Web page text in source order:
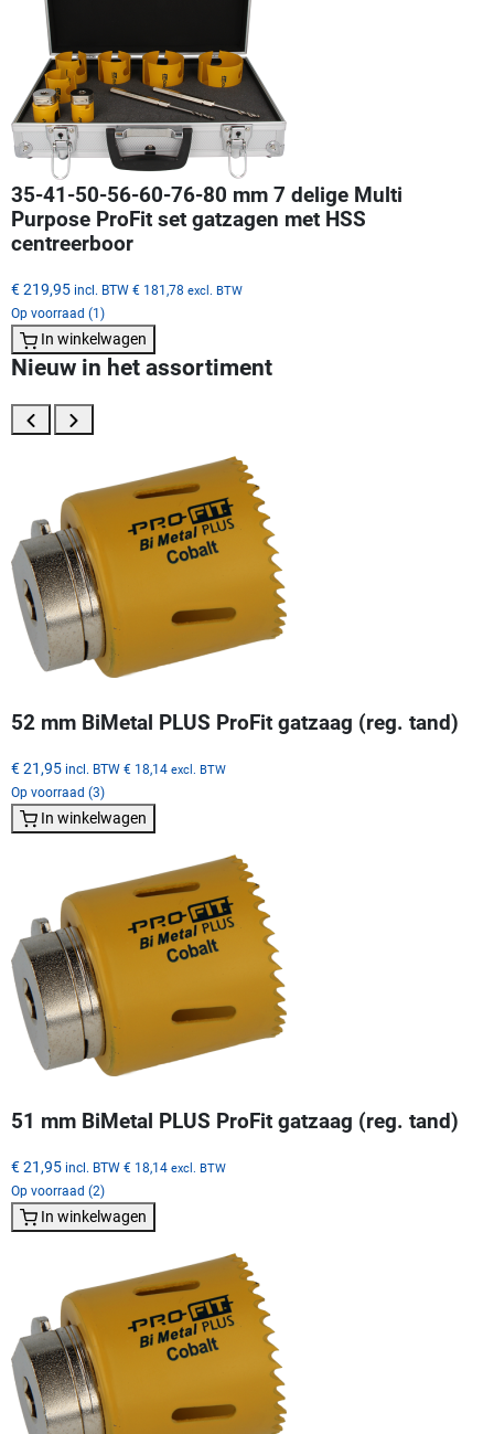
35-41-50-56-60-76-80 mm 7 delige Multi
Purpose ProFit set gatzagen met HSS
centreerboor
€ 219,95 incl. BTW € 181,78 excl. BTW
Op voorraad (1)
In winkelwagen
Nieuw in het assortiment
52 mm BiMetal PLUS ProFit gatzaag (reg. tand)
€ 21,95 incl. BTW € 18,14 excl. BTW
Op voorraad (3)
In winkelwagen
51 mm BiMetal PLUS ProFit gatzaag (reg. tand)
€ 21,95 incl. BTW € 18,14 excl. BTW
Op voorraad (2)
In winkelwagen